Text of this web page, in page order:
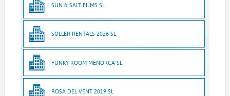
SUN & SALT FILMS SL
SOLLER RENTALS 2026 SL
FUNKY ROOM MENORCA SL
ROSA DEL VENT 2019 SL